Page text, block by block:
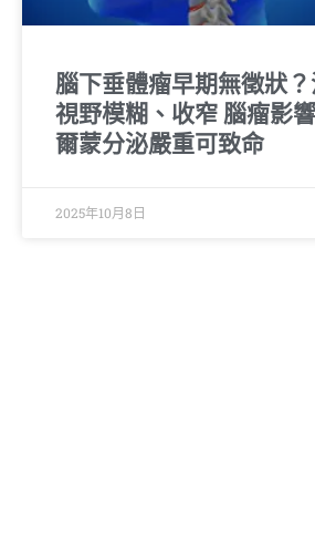
腦下垂體瘤早期無徵狀
視野模糊、收窄 腦瘤影
爾蒙分泌嚴重可致命
2025年10月8日